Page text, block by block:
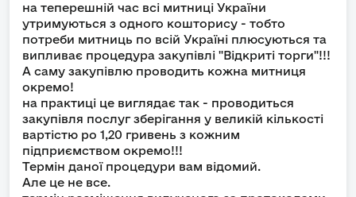
на теперешній час всі митниці України
утримуються з одного кошторису - тобто
потреби митниць по всій Україні плюсуються та
випливає процедура закупівлі "Відкриті торги"!!!
А саму закупівлю проводить кожна митниця
окремо!
на практиці це виглядає так - проводиться
закупівля послуг зберігання у великій кількості
вартістю ро 1,20 гривень з кожним
підприємством окремо!!!
Термін даної процедури вам відомий.
Але це не все.